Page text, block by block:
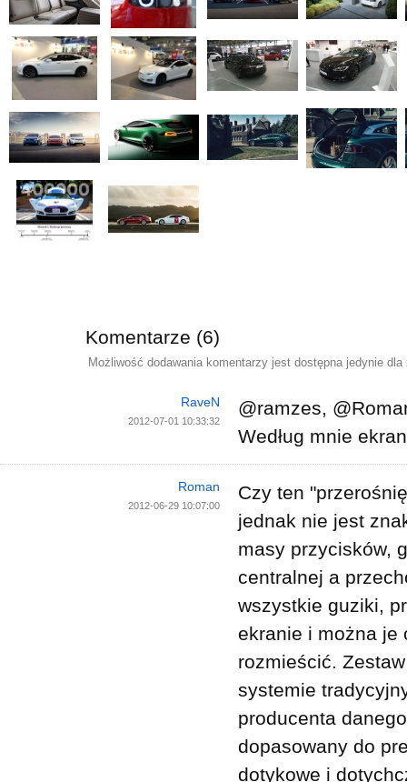
Komentarze (6)
Możliwość dodawania komentarzy jest dostępna jedynie
RaveN
2012-07-01 10:33:32
@ramzes,
Według mnie
Roman
2012-06-29 10:07:00
Czy ten
jednak nie jest
masy przycisków,
centralnej a
wszystkie guziki,
ekranie i można je
rozmieścić.
systemie
producenta
dopasowany do
dotykowe i